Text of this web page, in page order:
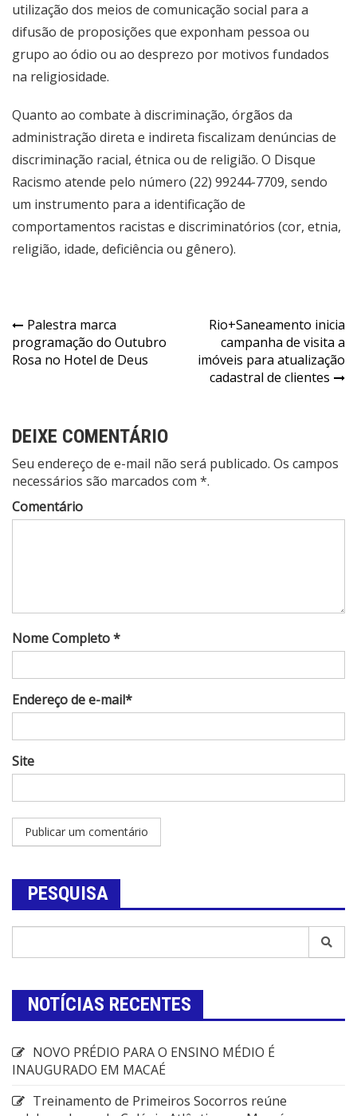
utilização dos meios de comunicação social para a
difusão de proposições que exponham pessoa ou
grupo ao ódio ou ao desprezo por motivos fundados
na religiosidade.
Quanto ao combate à discriminação, órgãos da
administração direta e indireta fiscalizam denúncias de
discriminação racial, étnica ou de religião. O Disque
Racismo atende pelo número (22) 99244-7709, sendo
um instrumento para a identificação de
comportamentos racistas e discriminatórios (cor, etnia,
religião, idade, deficiência ou gênero).
Palestra marca
programação do Outubro
Rosa no Hotel de Deus
Rio+Saneamento inicia
campanha de visita a
imóveis para atualização
cadastral de clientes
DEIXE COMENTÁRIO
Seu endereço de e-mail não será publicado. Os campos
necessários são marcados com *.
Comentário
Nome Completo *
Endereço de e-mail*
Site
PESQUISA
NOTÍCIAS RECENTES
NOVO PRÉDIO PARA O ENSINO MÉDIO É
INAUGURADO EM MACAÉ
Treinamento de Primeiros Socorros reúne